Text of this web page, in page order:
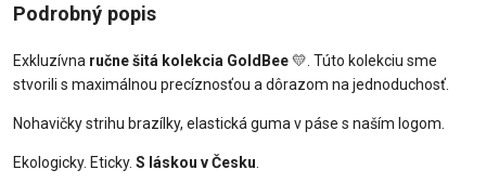
Podrobný popis
Exkluzívna ručne šitá kolekcia GoldBee💛. Túto kolekciu sme
stvorili s maximálnou precíznosťou a dôrazom na jednoduchosť.
Nohavičky strihu brazílky, elastická guma v páse s naším logom.
Ekologicky. Eticky. S láskou v Česku